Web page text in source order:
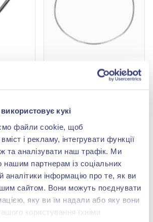
кукі
файли cookie, щоб
і рекламу, інтегрувати функції
та аналізувати наш трафік. Ми
партнерам із соціальних
інформацію про те, як ви
сайтом. Вони можуть поєднувати
яку ви їм надали або яку вони
користування їхніми
Браслет «Снейк» з білого
золота 585° без вставки,
(арт. 2000003б)
Купити